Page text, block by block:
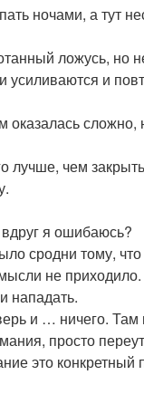
ночами, а тут
ложусь, но
усиливаются и
оказалась
чем
я ошибаюсь?
сродни тому,
не приходило.
нападать.
и … ничего.
просто
это конкретный